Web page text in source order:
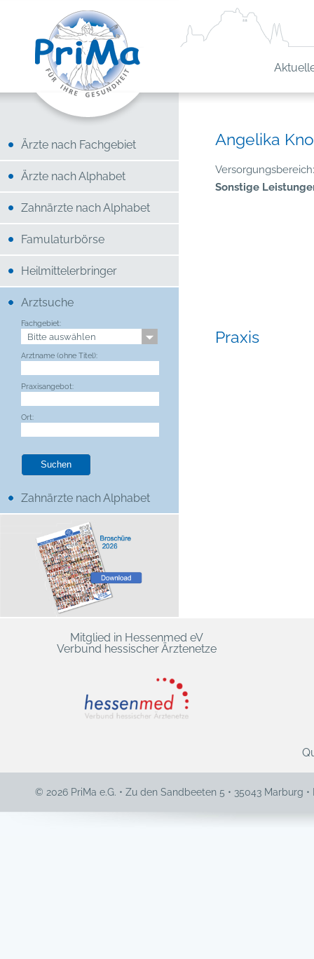
Ärzte nach Fachgebiet
Ärzte nach Alphabet
Zahnärzte nach Alphabet
Famulaturbörse
Heilmittelerbringer
Arztsuche
Fachgebiet:
Arztname (ohne Titel):
Praxisangebot:
Ort:
Zahnärzte nach Alphabet
Angelika
Sonstige
Praxis
Mitglied in Hessenmed eV
Verbund hessischer Ärztenetze
© 2026 PriMa e.G. • Zu den Sandbeeten 5 • 35043 Marburg •